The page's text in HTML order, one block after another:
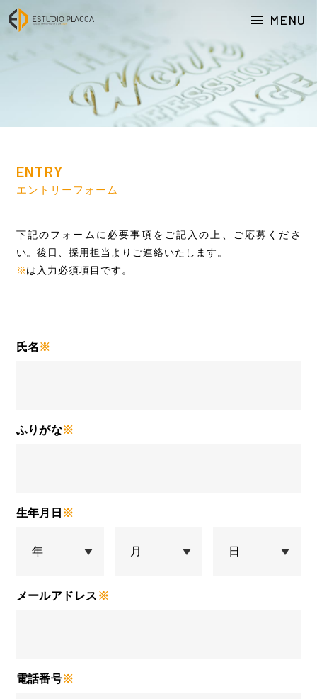
MENU
ENTRY
エントリーフォーム
下記のフォームに必要事項をご記入の上、ご応募くださ
い。後日、採用担当よりご連絡いたします。
※は入力必須項目です。
氏名 ※
ふりがな※
生年月日 ※
メールアドレス ※
電話番号※